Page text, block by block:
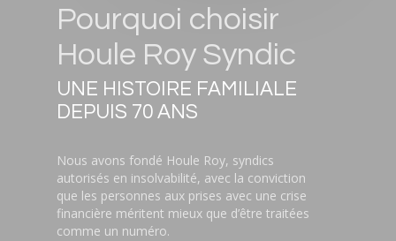
Pourquoi choisir
Houle Roy Syndic
UNE HISTOIRE FAMILIALE
DEPUIS 70 ANS
Nous avons fondé Houle Roy, syndics
autorisés en insolvabilité, avec la conviction
que les personnes aux prises avec une crise
financière méritent mieux que d’être traitées
comme un numéro.